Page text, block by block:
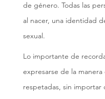
de género. Todas las
al nacer, una identidad
sexual.
Lo importante de
expresarse de la
respetadas, sin